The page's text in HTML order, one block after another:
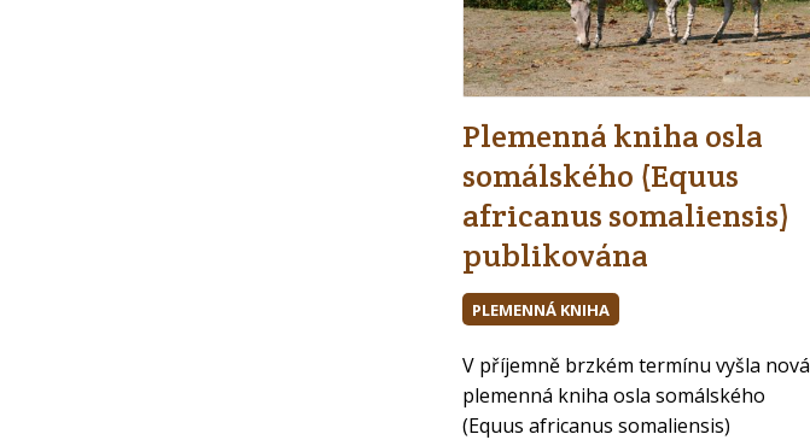
Přihlášení
Email
Heslo
Plemenná kniha osla
somálského (Equus
africanus somaliensis)
publikována
PLEMENNÁ KNIHA
V příjemně brzkém termínu vyšla nová
plemenná kniha osla somálského
(Equus africanus somaliensis)